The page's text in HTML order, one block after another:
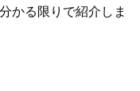
かる限りで紹介しま